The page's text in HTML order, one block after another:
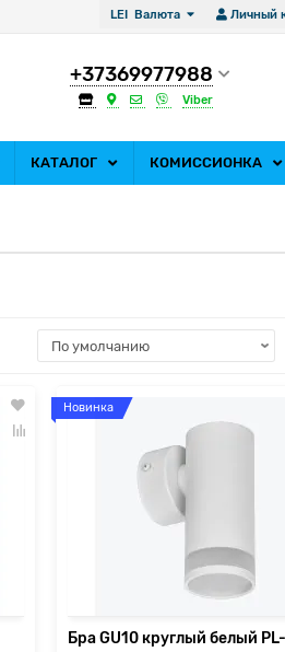
Личный
LEI Валюта
+37369977988
Viber
КАТАЛОГ КОМИССИОНКА
Новинка
Бра GU10 круглый белый PL-